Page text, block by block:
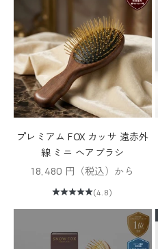
プレミアム FOX カッサ 遠赤外
線 ミニ ヘアブラシ
セール価格
18,480 円（税込）から
(4.8)